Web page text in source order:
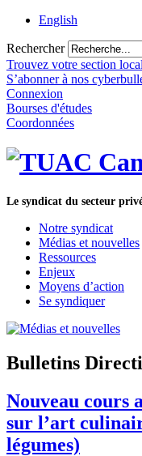
English
Rechercher
Trouvez votre section
S’abonner à nos
Connexion
Bourses d'études
Coordonnées
Le syndicat du secteur
Notre syndicat
Médias et nouvelles
Ressources
Enjeux
Moyens d’action
Se syndiquer
Bulletins
Nouveau cours
sur l’art
légumes)